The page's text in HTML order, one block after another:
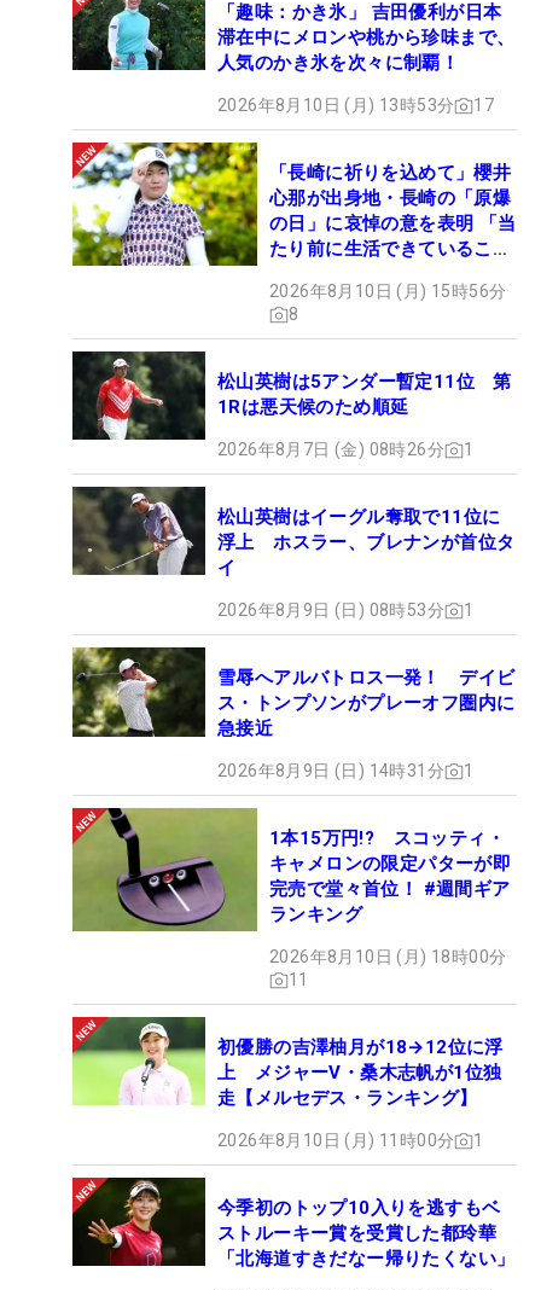
「趣味：かき氷」 吉田優利が日本
滞在中にメロンや桃から珍味まで、
人気のかき氷を次々に制覇！
2026年8月10日 (月) 13時53分 17
「長崎に祈りを込めて」櫻井
心那が出身地・長崎の「原爆
の日」に哀悼の意を表明 「当
たり前に生活できていること
2026年8月10日 (月) 15時56分
8
松山英樹は5アンダー暫定11位 第
1Rは悪天候のため順延
2026年8月7日 (金) 08時26分 1
松山英樹はイーグル奪取で11位に
浮上 ホスラー、ブレナンが首位タ
イ
2026年8月9日 (日) 08時53分 1
雪辱へアルバトロス一発！ デイビ
ス・トンプソンがプレーオフ圏内に
急接近
2026年8月9日 (日) 14時31分 1
1本15万円!? スコッティ・
キャメロンの限定パターが即
完売で堂々首位！ #週間ギア
ランキング
2026年8月10日 (月) 18時00分
11
初優勝の吉澤柚月が18→12位に浮
上 メジャーV・桑木志帆が1位独
走【メルセデス・ランキング】
2026年8月10日 (月) 11時00分 1
今季初のトップ10入りを逃すもベ
ストルーキー賞を受賞した都玲華
「北海道すきだなー帰りたくない」